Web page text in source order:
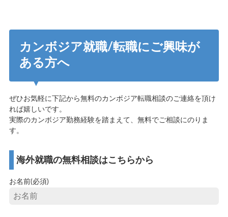
カンボジア就職/転職にご興味が
ある方へ
ぜひお気軽に下記から無料のカンボジア転職相談のご連絡を頂け
れば嬉しいです。
実際のカンボジア勤務経験を踏まえて、無料でご相談にのりま
す。
海外就職の無料相談はこちらから
お名前(必須)